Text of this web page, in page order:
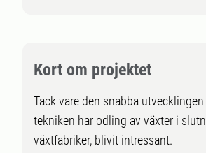
Kort om projektet
Tack vare den snabba utvecklingen
tekniken har odling av växter i
växtfabriker, blivit intressant.